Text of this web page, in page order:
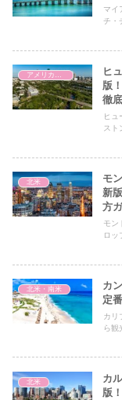
マイ
チ・
アメリカ合衆国
ヒ
版
徹
ヒュ
スト
北米
モ
新
方
モン
ロッ
北米・南米
カ
定
カリ
ら観
北米
カ
版